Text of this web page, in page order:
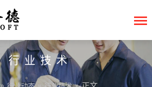
行业技术